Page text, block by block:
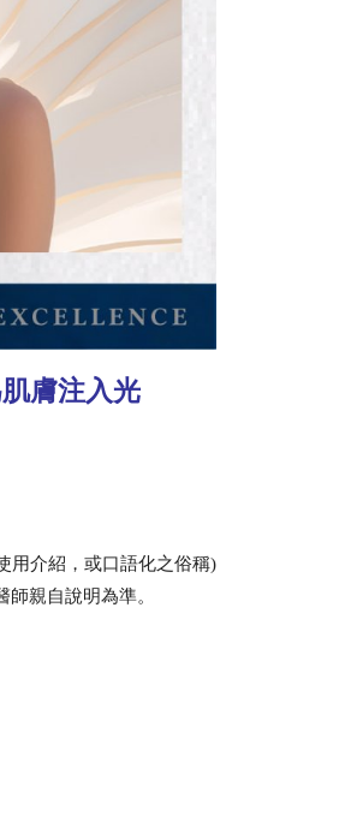
膚注入光
用介紹，或口語化之俗稱)
親自說明為準。